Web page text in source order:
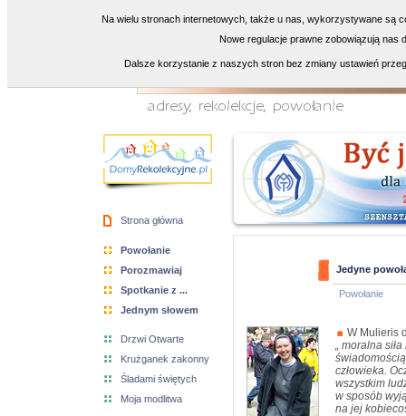
Strona główna
Powołanie
Porozmawiaj
Spotkanie z ...
Jednym słowem
Drzwi Otwarte
Krużganek zakonny
Śladami świętych
Moja modlitwa
Jedyne
Powołanie
W Mulieris
„ moralna
człowieka.
wszystkim
w sposób
na jej
Na wielu stronach internetowych, także u nas, wykorzystywane są
Nowe regulacje prawne zobowiązują nas
Dalsze korzystanie z naszych stron bez zmiany ustawień